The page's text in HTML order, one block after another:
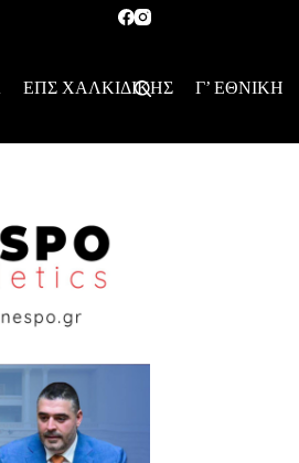
ΕΠΣ ΧΑΛΚΙΔΙΚΗΣ Γ’ ΕΘΝΙΚΗ